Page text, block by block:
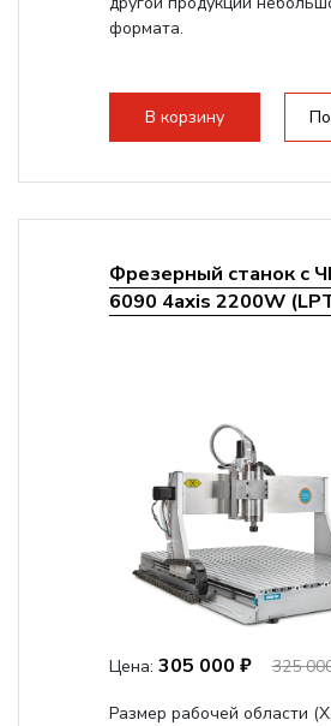
формата.
В корзину
Фрезерный станок с
6090 4axis 2200W
Цена: 305 000 ₽ 325
Размер рабочей области